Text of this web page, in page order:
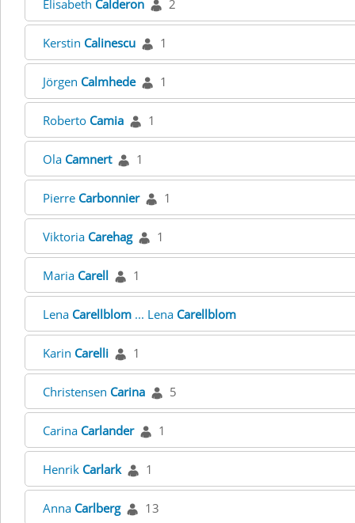
Elisabeth Calderon 2
Kerstin Calinescu 1
Jörgen Calmhede 1
Roberto Camia 1
Ola Camnert 1
Pierre Carbonnier 1
Viktoria Carehag 1
Maria Carell 1
Lena Carellblom ... Lena Carellblom
Karin Carelli 1
Christensen Carina 5
Carina Carlander 1
Henrik Carlark 1
Anna Carlberg 13